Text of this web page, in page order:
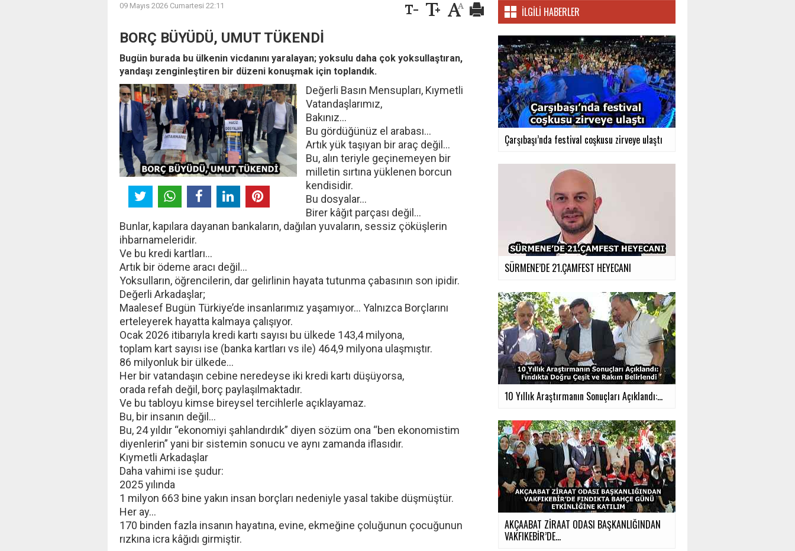
09 Mayıs 2026 Cumartesi 22:11
BORÇ BÜYÜDÜ, UMUT TÜKENDİ
Bugün burada bu ülkenin vicdanını yaralayan; yoksulu daha çok yoksullaştıran,
yandaşı zenginleştiren bir düzeni konuşmak için toplandık.
Değerli Basın Mensupları, Kıymetli
Vatandaşlarımız,
Bakınız…
Bu gördüğünüz el arabası…
Artık yük taşıyan bir araç değil…
Bu, alın teriyle geçinemeyen bir
milletin sırtına yüklenen borcun
kendisidir.
Bu dosyalar…
Birer kâğıt parçası değil…
Bunlar, kapılara dayanan bankaların, dağılan yuvaların, sessiz çöküşlerin
ihbarnameleridir.
Ve bu kredi kartları…
Artık bir ödeme aracı değil…
Yoksulların, öğrencilerin, dar gelirlinin hayata tutunma çabasının son ipidir.
Değerli Arkadaşlar;
Maalesef Bugün Türkiye’de insanlarımız yaşamıyor… Yalnızca Borçlarını
erteleyerek hayatta kalmaya çalışıyor.
Ocak 2026 itibarıyla kredi kartı sayısı bu ülkede 143,4 milyona,
toplam kart sayısı ise (banka kartları vs ile) 464,9 milyona ulaşmıştır.
86 milyonluk bir ülkede…
Her bir vatandaşın cebine neredeyse iki kredi kartı düşüyorsa,
orada refah değil, borç paylaşılmaktadır.
Ve bu tabloyu kimse bireysel tercihlerle açıklayamaz.
Bu, bir insanın değil…
Bu, 24 yıldır “ekonomiyi şahlandırdık” diyen sözüm ona “ben ekonomistim
diyenlerin” yani bir sistemin sonucu ve aynı zamanda iflasıdır.
Kıymetli Arkadaşlar
Daha vahimi ise şudur:
2025 yılında
1 milyon 663 bine yakın insan borçları nedeniyle yasal takibe düşmüştür.
Her ay…
170 binden fazla insanın hayatına, evine, ekmeğine çoluğunun çocuğunun
rızkına icra kâğıdı girmiştir.
İLGILI HABERLER
Çarşıbaşı’nda festival coşkusu zirveye ulaştı
SÜRMENE’DE 21.ÇAMFEST HEYECANI
10 Yıllık Araştırmanın Sonuçları Açıklandı:...
AKÇAABAT ZİRAAT ODASI BAŞKANLIĞINDAN
VAKFIKEBİR’DE...